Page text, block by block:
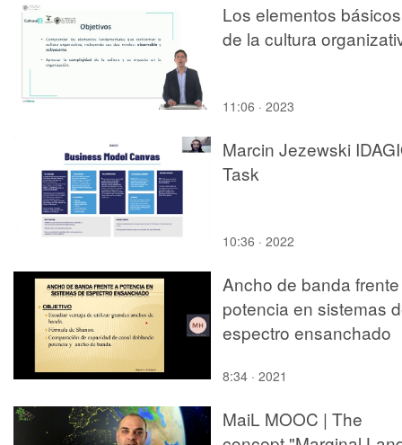
Los elementos básicos
de la cultura
11:06 · 2023
Marcin Jezewski
Task
10:36 · 2022
Ancho de banda
potencia en sistemas
espectro ensanchado
8:34 · 2021
MaiL MOOC | The